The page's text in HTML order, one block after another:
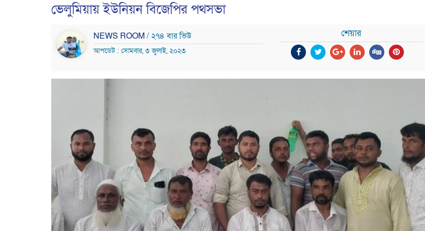
ভেলুমিয়ায় ইউনিয়ন বিজেপির পথসভা
NEWS ROOM/ ২৭৪ বার ভিউ
আপডেট : সোমবার, ৩ জুলাই, ২০২৩
শেয়ার